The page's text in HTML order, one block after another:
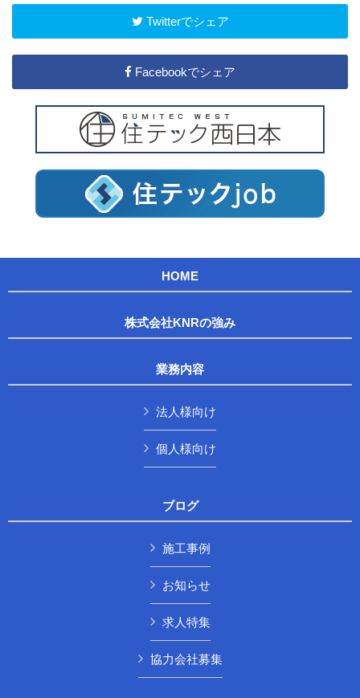
Twitterでシェア
Facebookでシェア
HOME
株式会社KNRの強み
業務内容
法人様向け
個人様向け
ブログ
施工事例
お知らせ
求人特集
協力会社募集